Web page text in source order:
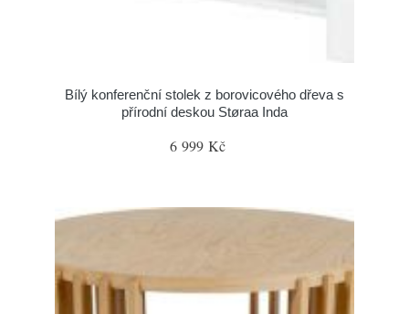
Bílý konferenční stolek z borovicového dřeva s
přírodní deskou Støraa Inda
6 999 Kč